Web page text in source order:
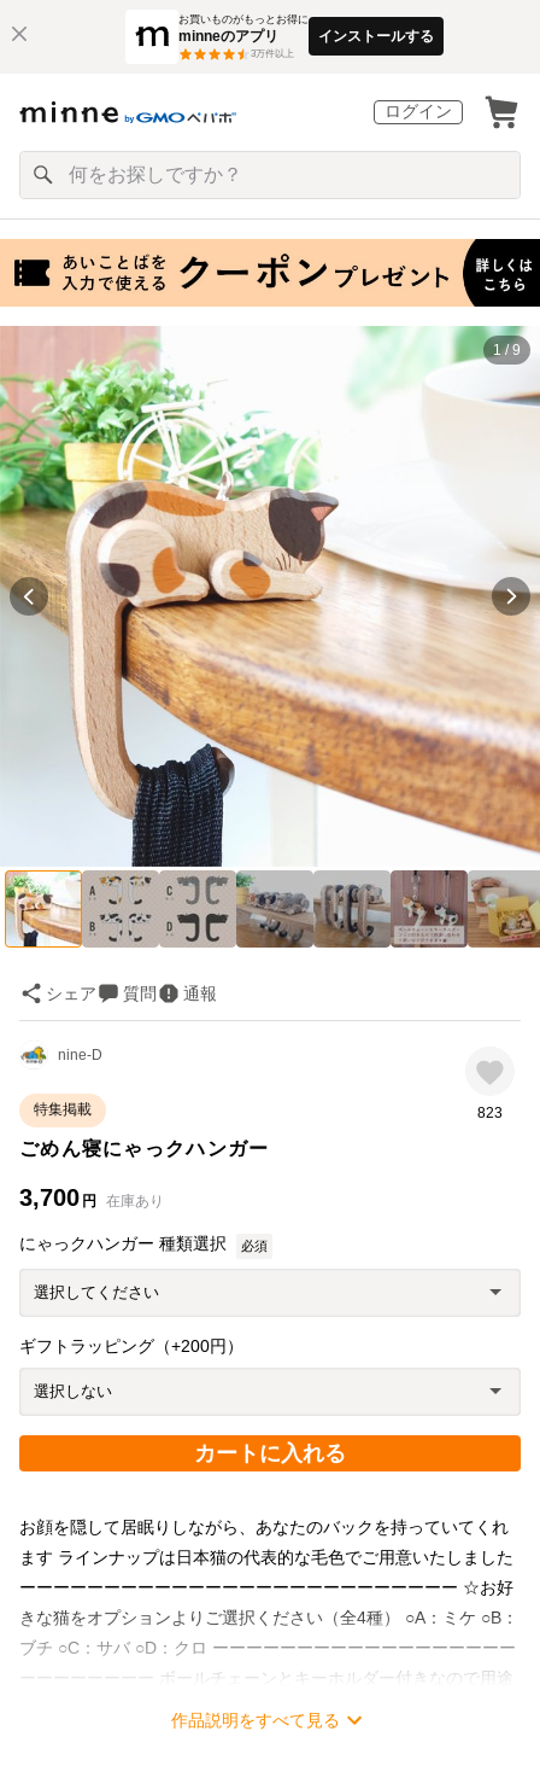
お買いものがもっとお得に
minneのアプリ
3万件以上
インストールする
ログイン
1 / 9
シェア 質問 通報
nine-D
特集掲載
ごめん寝にゃっクハンガー
3,700 円 在庫あり
823
にゃっクハンガー 種類選択 必須
ギフトラッピング（+200円）
カートに入れる
お顔を隠して居眠りしながら、あなたのバックを持っていてくれ
ます ラインナップは日本猫の代表的な毛色でご用意いたしました
ーーーーーーーーーーーーーーーーーーーーーーーーーー ☆お好
きな猫をオプションよりご選択ください（全4種） ○A：ミケ ○B：
ブチ ○C：サバ ○D：クロ ーーーーーーーーーーーーーーーーーー
ーーーーーーーー ボールチェーンとキーホルダー付きなので用途
に合わせて使い分けできます 普段は手足をブラブラさせたキーホ
作品説明をすべて見る